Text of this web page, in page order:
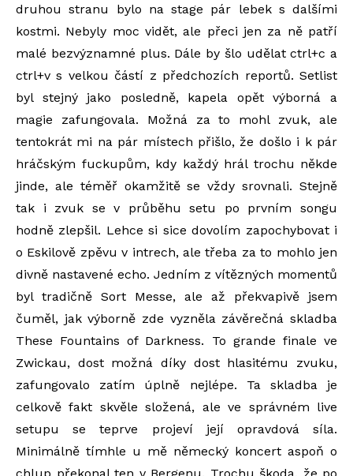
druhou stranu bylo na stage pár lebek s dalšími
kostmi. Nebyly moc vidět, ale přeci jen za ně patří
malé bezvýznamné plus. Dále by šlo udělat ctrl+c a
ctrl+v s velkou částí z předchozích reportů. Setlist
byl stejný jako posledně, kapela opět výborná a
magie zafungovala. Možná za to mohl zvuk, ale
tentokrát mi na pár místech přišlo, že došlo i k pár
hráčským fuckupům, kdy každý hrál trochu někde
jinde, ale téměř okamžitě se vždy srovnali. Stejně
tak i zvuk se v průběhu setu po prvním songu
hodně zlepšil. Lehce si sice dovolím zapochybovat i
o Eskilově zpěvu v intrech, ale třeba za to mohlo jen
divně nastavené echo. Jedním z vítězných momentů
byl tradičně Sort Messe, ale až překvapivě jsem
čuměl, jak výborně zde vyzněla závěrečná skladba
These Fountains of Darkness. To grande finale ve
Zwickau, dost možná díky dost hlasitému zvuku,
zafungovalo zatím úplně nejlépe. Ta skladba je
celkově fakt skvěle složená, ale ve správném live
setupu se teprve projeví její opravdová síla.
Minimálně tímhle u mě německý koncert aspoň o